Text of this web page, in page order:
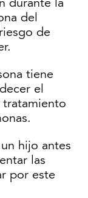
durante la
del
de
tiene
el
hijo antes
las
por este